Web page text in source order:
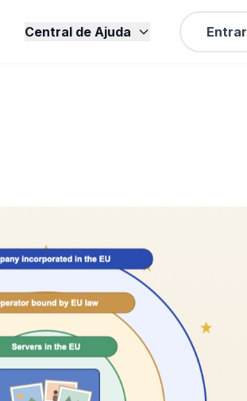
Central de Ajuda Entrar